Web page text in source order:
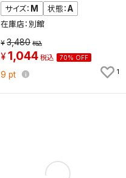
サイズ： M 状態：A
在庫店：別館
3,480
1,044 70% OFF
9 pt 1